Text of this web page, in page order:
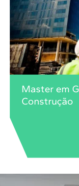
Master em
Construção